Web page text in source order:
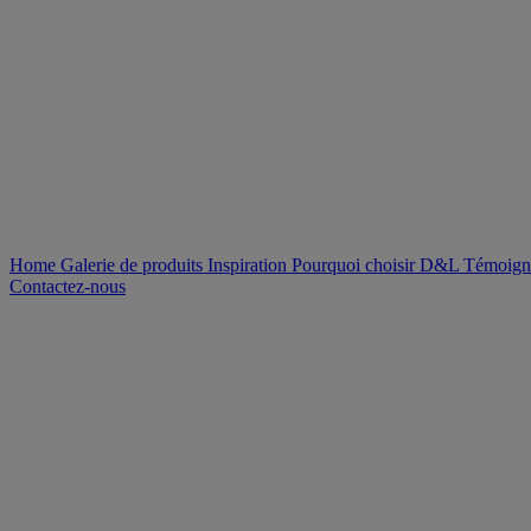
Home Galerie de produits Inspiration Pourquoi choisir D&L
Contactez-nous